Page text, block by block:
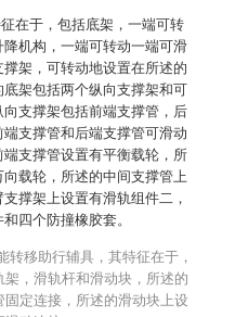
在于，包括底架，一端可转
机构，一端可转动一端可滑
架，可转动地设置在所述的
架包括两个纵向支撑架和可
支撑架包括前端支撑管，后
支撑管和后端支撑管可滑动
支撑管设置有平衡载轮，所
载轮，所述的中间支撑管上
撑架上设置有滑轨组件二，
四个防撞橡胶套。
转移助行辅具，其特征在于，
，滑轨杆和滑动块，所述的
定连接，所述的滑动块上设